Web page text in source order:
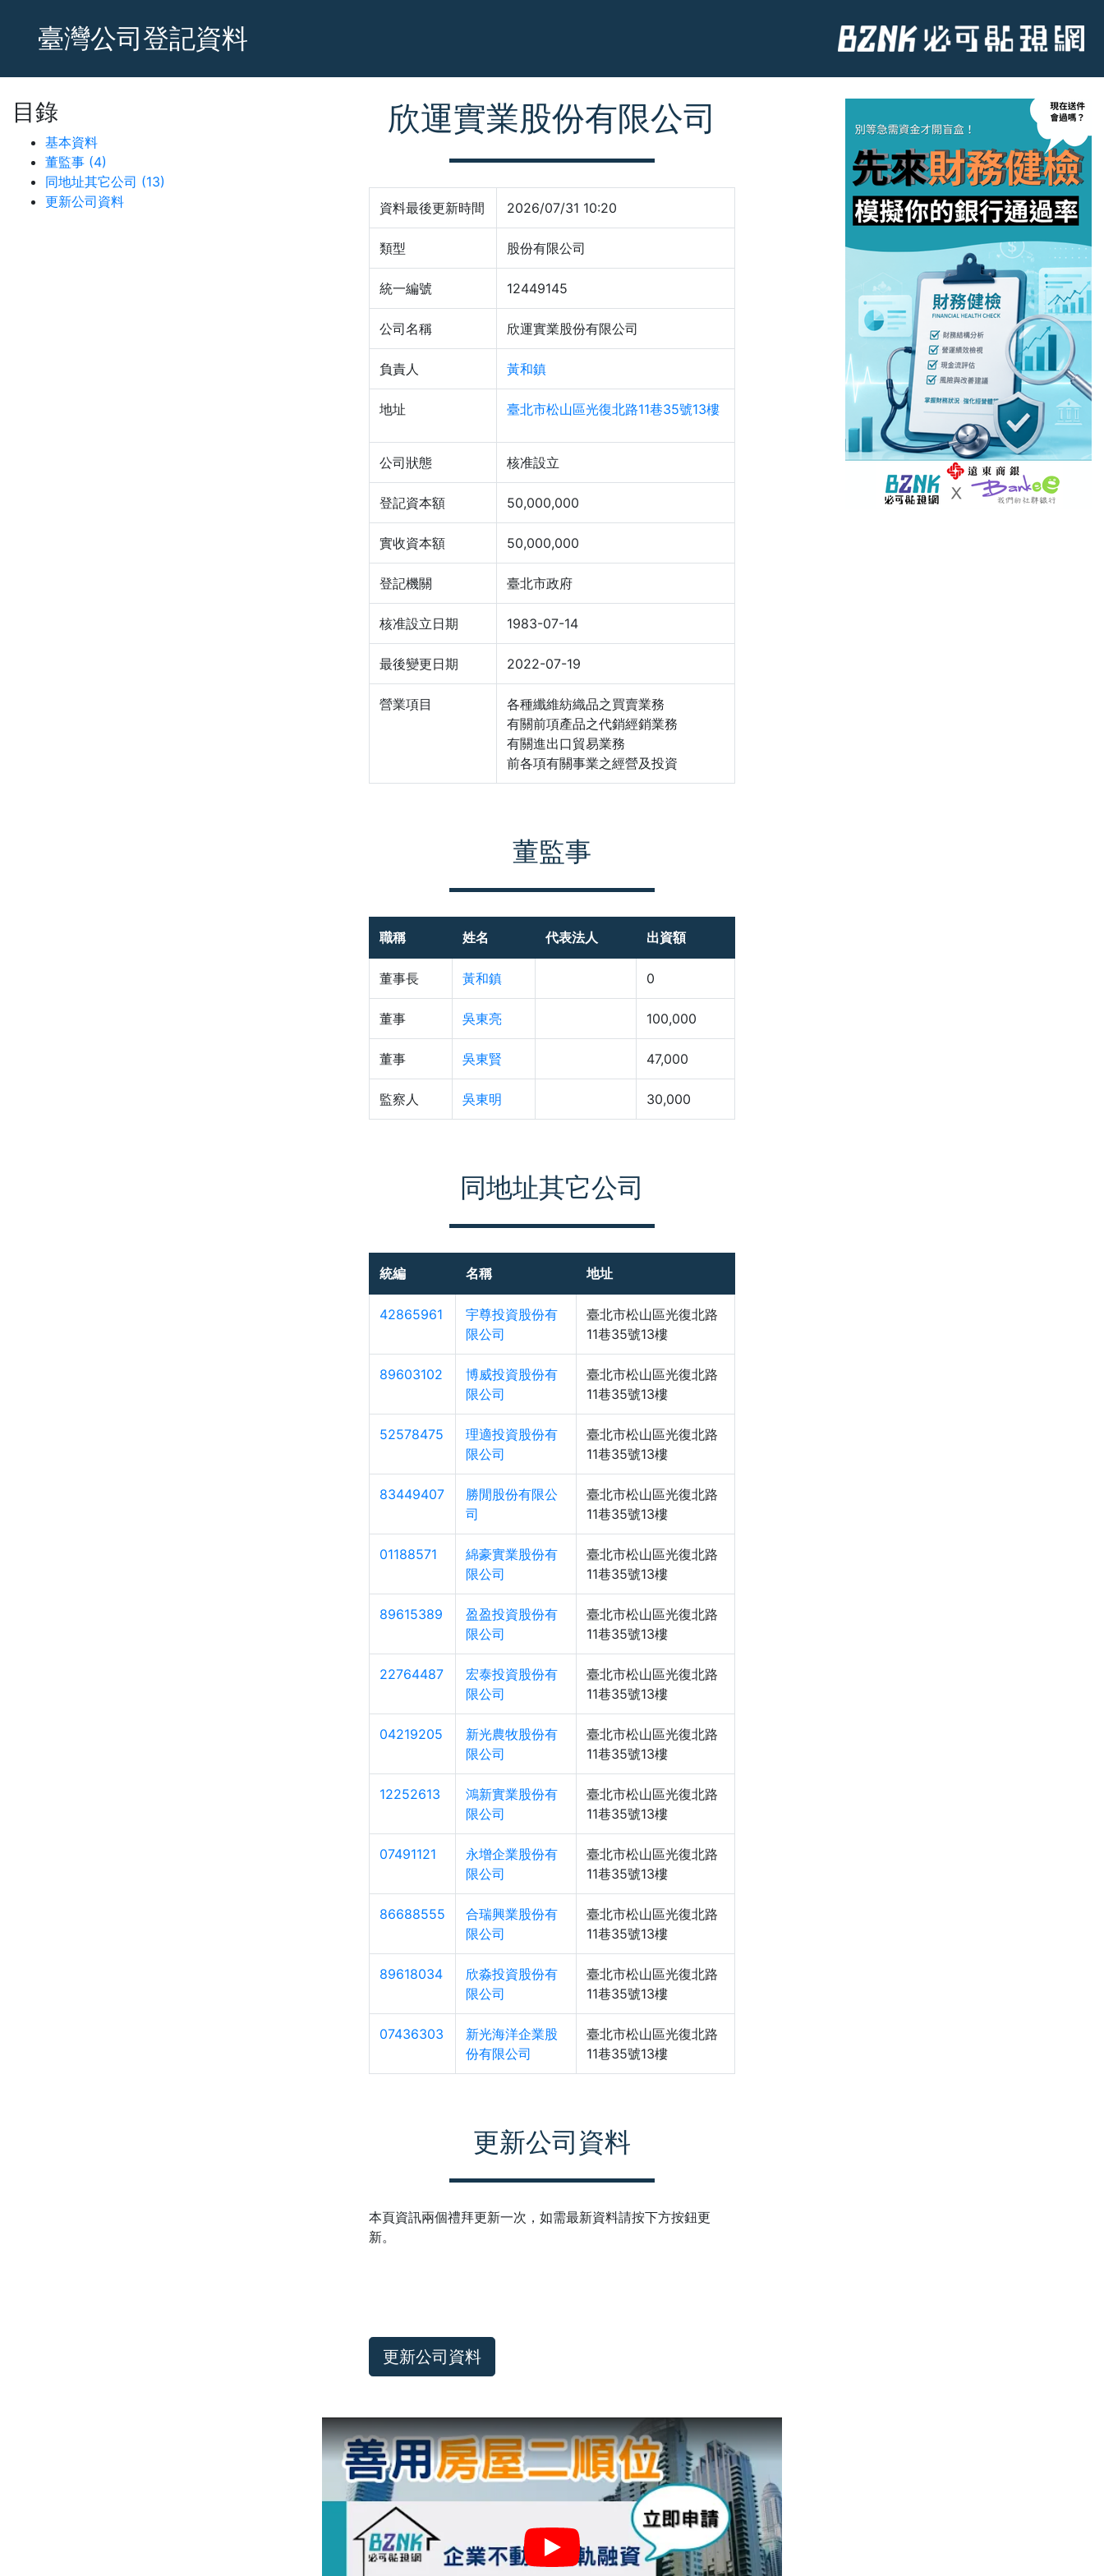
臺灣公司登記資料
目錄
基本資料
董監事 (4)
同地址其它公司 (13)
更新公司資料
欣運實業股份有限公司
資料最後更新時間 2026/07/31 10:20
類型 股份有限公司
統一編號 12449145
公司名稱 欣運實業股份有限公司
負責人 黃和鎮
地址 臺北市松山區光復北路11巷35號13樓
公司狀態 核准設立
登記資本額 50,000,000
實收資本額 50,000,000
登記機關 臺北市政府
核准設立日期 1983-07-14
最後變更日期 2022-07-19
營業項目
各種纖維紡織品之買賣業務
有關前項產品之代銷經銷業務
有關進出口貿易業務
前各項有關事業之經營及投資
董監事
職稱 姓名 代表法人 出資額
董事長 黃和鎮 0
董事 吳東亮 100,000
董事 吳東賢 47,000
監察人 吳東明 30,000
同地址其它公司
統編 名稱 地址
42865961
宇尊投資股份有
限公司
臺北市松山區光復北路
11巷35號13樓
89603102
博威投資股份有
限公司
臺北市松山區光復北路
11巷35號13樓
52578475
理適投資股份有
限公司
臺北市松山區光復北路
11巷35號13樓
83449407
勝閒股份有限公
司
臺北市松山區光復北路
11巷35號13樓
01188571
綿豪實業股份有
限公司
臺北市松山區光復北路
11巷35號13樓
89615389
盈盈投資股份有
限公司
臺北市松山區光復北路
11巷35號13樓
22764487
宏泰投資股份有
限公司
臺北市松山區光復北路
11巷35號13樓
04219205
新光農牧股份有
限公司
臺北市松山區光復北路
11巷35號13樓
12252613
鴻新實業股份有
限公司
臺北市松山區光復北路
11巷35號13樓
07491121
永增企業股份有
限公司
臺北市松山區光復北路
11巷35號13樓
86688555
合瑞興業股份有
限公司
臺北市松山區光復北路
11巷35號13樓
89618034
欣淼投資股份有
限公司
臺北市松山區光復北路
11巷35號13樓
07436303
新光海洋企業股
份有限公司
臺北市松山區光復北路
11巷35號13樓
更新公司資料
本頁資訊兩個禮拜更新一次，如需最新資料請按下方按鈕更
新。